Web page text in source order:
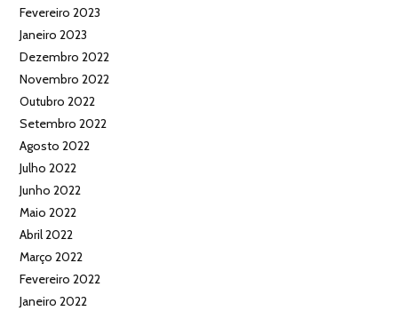
Fevereiro 2023
Janeiro 2023
Dezembro 2022
Novembro 2022
Outubro 2022
Setembro 2022
Agosto 2022
Julho 2022
Junho 2022
Maio 2022
Abril 2022
Março 2022
Fevereiro 2022
Janeiro 2022